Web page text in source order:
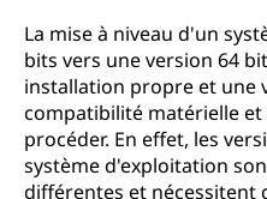
La mise à niveau d'un
bits vers une version 64
installation propre et une
compatibilité matérielle et
procéder. En effet, les
système d'exploitation
différentes et nécessitent